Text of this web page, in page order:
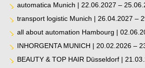
automatica Munich | 22.06.2027 –
transport logistic Munich | 26.04.2027 –
all about automation Hambourg |
INHORGENTA MUNICH | 20.02.2026 –
BEAUTY & TOP HAIR Düsseldorf |